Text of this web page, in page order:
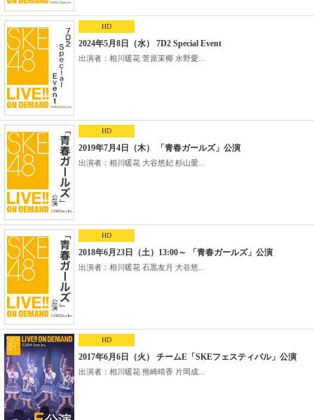
HD
2024年5月8日（水） 7D2 Special Event
出演者：相川暖花 菅原茉椰 水野愛...
HD
2019年7月4日（木） 「青春ガールズ」公演
出演者：相川暖花 大谷悠妃 杉山愛...
HD
2018年6月23日（土）13:00～ 「青春ガールズ」公演
出演者：相川暖花 石黒友月 大谷悠...
HD
2017年6月6日（火） チームE「SKEフェスティバル」公演
出演者：相川暖花 熊崎晴香 片岡成...